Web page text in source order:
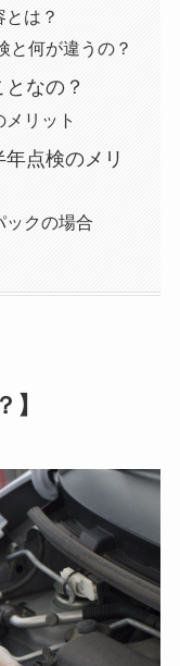
は？
と何が違うの？
なの？
リット
点検のメリ
ックの場合
】